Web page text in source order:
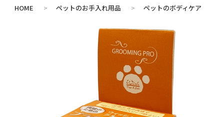
HOME > ペットのお手入れ用品 > ペットのボディケア